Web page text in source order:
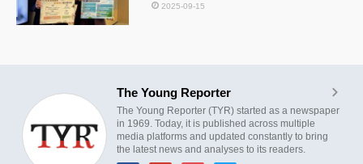
2025-09-15
The Young Reporter
The Young Reporter (TYR) started as a newspaper
in 1969. Today, it is published across multiple
media platforms and updated constantly to bring
the latest news and analyses to its readers.